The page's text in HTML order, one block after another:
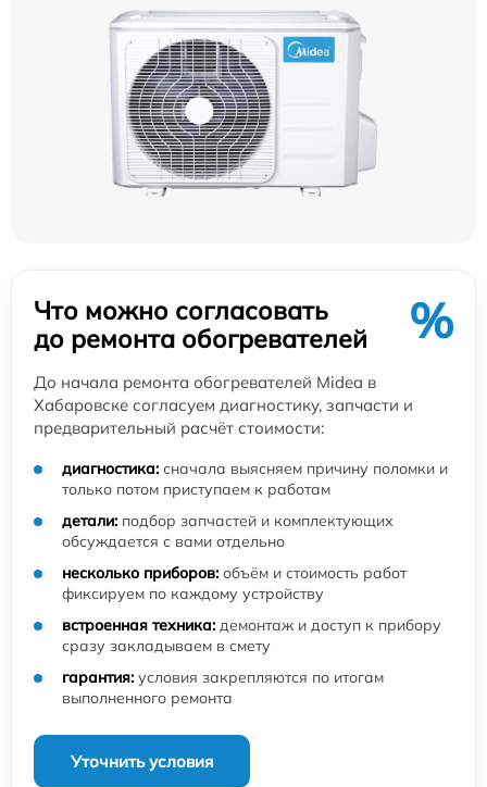
Что можно согласовать
до ремонта обогревателей
%
До начала ремонта обогревателей Midea в
Хабаровске согласуем диагностику, запчасти и
предварительный расчёт стоимости:
диагностика: сначала выясняем причину поломки и
только потом приступаем к работам
детали: подбор запчастей и комплектующих
обсуждается с вами отдельно
несколько приборов: объём и стоимость работ
фиксируем по каждому устройству
встроенная техника: демонтаж и доступ к прибору
сразу закладываем в смету
гарантия: условия закрепляются по итогам
выполненного ремонта
Уточнить условия